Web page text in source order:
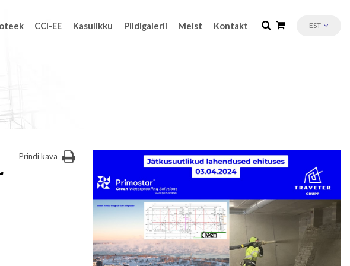
CCI-EE Kasulikku Pildigalerii Meist Kontakt EST
Prindi kava